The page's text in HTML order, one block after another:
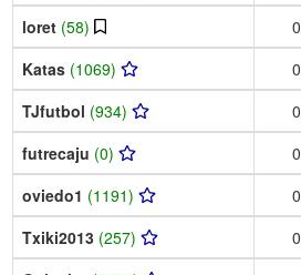
loret (58) 0
Katas (1069) 0
TJfutbol (934) 0
futrecaju (0) 0
oviedo1 (1191) 0
Txiki2013 (257) 0